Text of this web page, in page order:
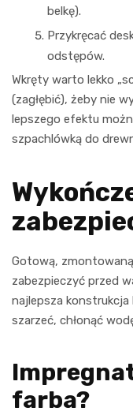
belkę).
Przykręcać
odstępów.
Wkręty warto lekko
(zagłębić), żeby nie
lepszego efektu
szpachlówką do
Gotową,
zabezpieczyć przed
najlepsza konstrukcja
szarzeć, chłonąć
farba?